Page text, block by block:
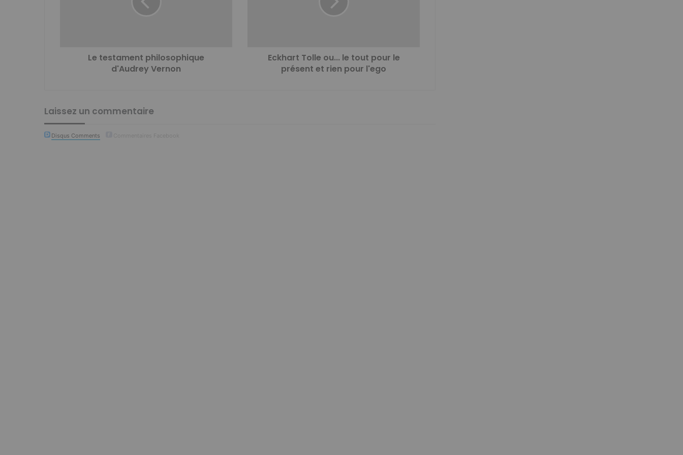
Le testament philosophique
d'Audrey Vernon
Eckhart Tolle ou... le tout pour le
présent et rien pour l'ego
Laissez un commentaire
Disqus Comments